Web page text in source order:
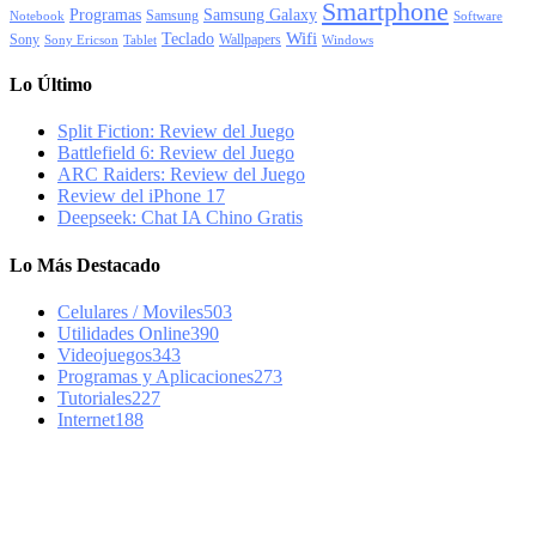
Notebook Programas Samsung Samsung Galaxy Smartphone Software
Sony Sony Ericson Tablet Teclado Wallpapers Wifi Windows
Lo Último
Split Fiction: Review del Juego
Battlefield 6: Review del Juego
ARC Raiders: Review del Juego
Review del iPhone 17
Deepseek: Chat IA Chino Gratis
Lo Más Destacado
Celulares / Moviles503
Utilidades Online390
Videojuegos343
Programas y Aplicaciones273
Tutoriales227
Internet188